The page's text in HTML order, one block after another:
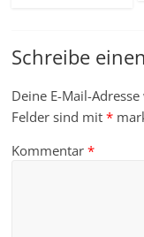
Schreibe
Deine E-Mail-
Felder sind mit*
Kommentar*